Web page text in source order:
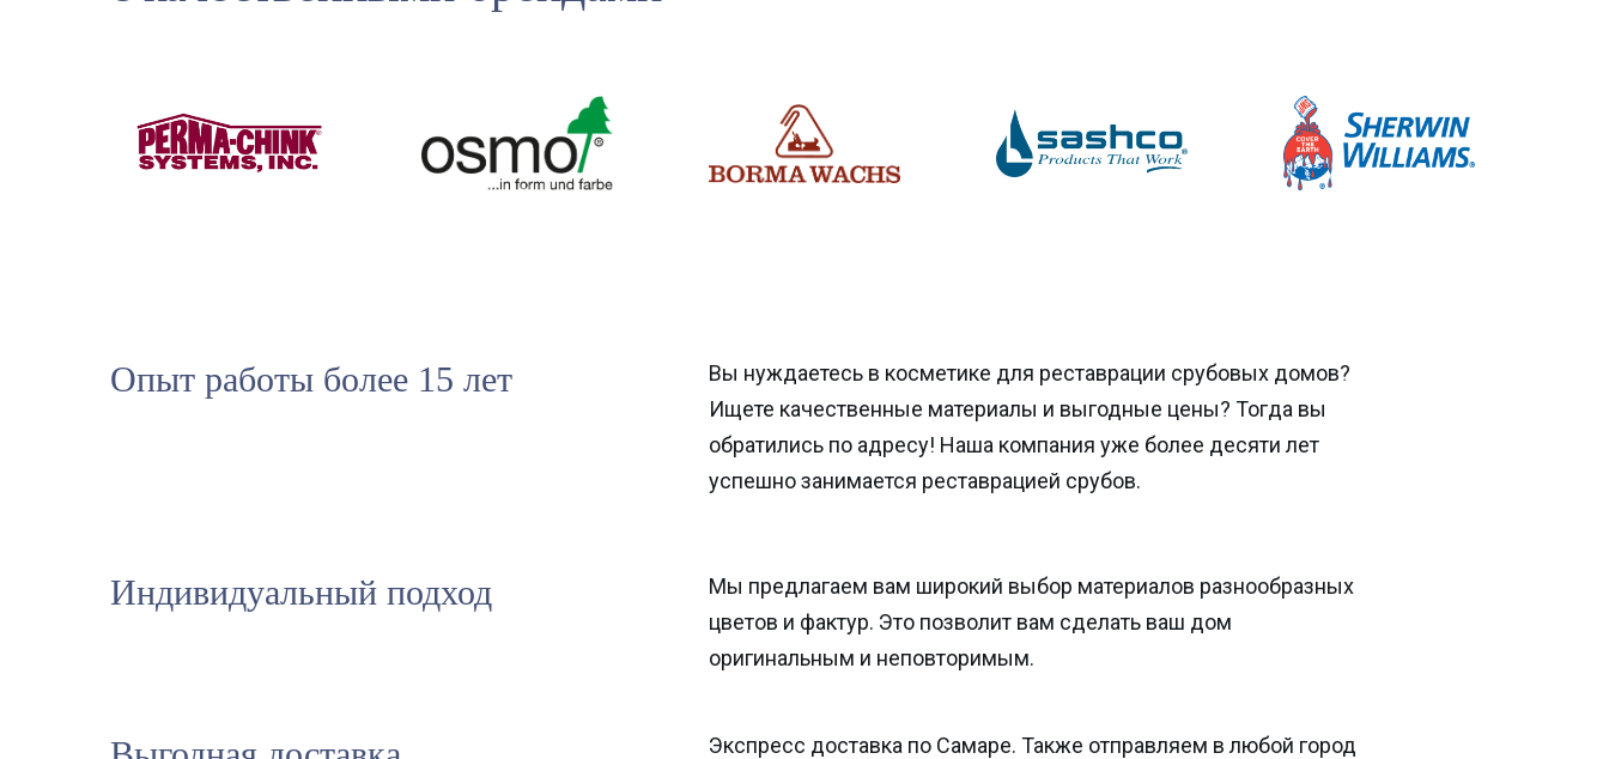
Опыт работы более 15 лет
Вы нуждаетесь в косметике для реставрации срубовых домов?
Ищете качественные материалы и выгодные цены? Тогда вы
обратились по адресу! Наша компания уже более десяти лет
успешно занимается реставрацией срубов.
Индивидуальный подход
Мы предлагаем вам широкий выбор материалов разнообразных
цветов и фактур. Это позволит вам сделать ваш дом
оригинальным и неповторимым.
Экспресс доставка по Самаре. Также отправляем в любой город